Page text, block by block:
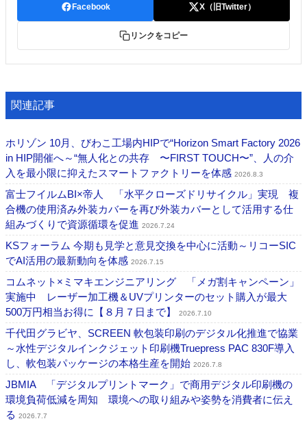
Facebook X（旧Twitter）
リンクをコピー
関連記事
ホリゾン 10月、びわこ工場内HIPで“Horizon Smart Factory 2026
in HIP開催へ～“無人化との共存 〜FIRST TOUCH〜”、人の介
入を最小限に抑えたスマートファクトリーを体感 2026.8.3
富士フイルムBI×帝人 「水平クローズドリサイクル」実現 複
合機の使用済み外装カバーを再び外装カバーとして活用する仕
組みづくりで資源循環を促進 2026.7.24
KSフォーラム 今期も見学と意見交換を中心に活動～リコーSIC
でAI活用の最新動向を体感 2026.7.15
コムネット×ミマキエンジニアリング 「メガ割キャンペーン」
実施中 レーザー加工機＆UVプリンターのセット購入が最大
500万円相当お得に【８月７日まで】
2026.7.10
千代田グラビヤ、SCREEN 軟包装印刷のデジタル化推進で協業
～水性デジタルインクジェット印刷機Truepress PAC 830F導入
し、軟包装パッケージの本格生産を開始 2026.7.8
JBMIA 「デジタルプリントマーク」で商用デジタル印刷機の
環境負荷低減を周知 環境への取り組みや姿勢を消費者に伝え
る 2026.7.7